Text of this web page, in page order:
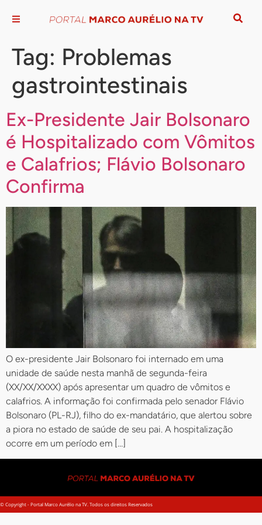
Tag: Problemas
gastrointestinais
Ex-Presidente Jair Bolsonaro
é Hospitalizado com Vômitos
e Calafrios; Flávio Bolsonaro
Confirma
O ex-presidente Jair Bolsonaro foi internado em uma
unidade de saúde nesta manhã de segunda-feira
(XX/XX/XXXX) após apresentar um quadro de vômitos e
calafrios. A informação foi confirmada pelo senador Flávio
Bolsonaro (PL-RJ), filho do ex-mandatário, que alertou sobre
a piora no estado de saúde de seu pai. A hospitalização
ocorre em um período em […]
© Copyright - Portal Marco Aurélio na TV. Todos os direitos Reservados